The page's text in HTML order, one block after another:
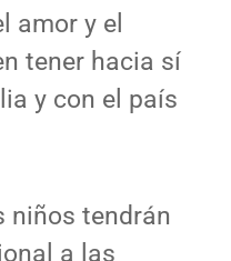
amor y el
tener hacia sí
y con el país
niños tendrán
a las